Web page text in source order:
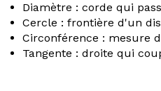
Diamètre : corde qui
Cercle : frontière d'un
Circonférence : mesure
Tangente : droite qui